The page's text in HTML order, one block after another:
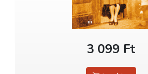
3 099 Ft